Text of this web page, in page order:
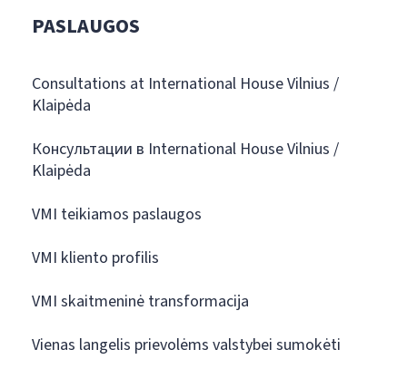
PASLAUGOS
Consultations at International House Vilnius /
Klaipėda
Консультации в International House Vilnius /
Klaipėda
VMI teikiamos paslaugos
VMI kliento profilis
VMI skaitmeninė transformacija
Vienas langelis prievolėms valstybei sumokėti